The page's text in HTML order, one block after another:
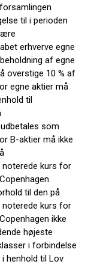
til i perioden
erhverve egne
af egne
overstige 10 % af
egne aktier må
til
som
B-aktier må ikke
kurs for
til den på
kurs for
ikke
højeste
i forbindelse
henhold til Lov